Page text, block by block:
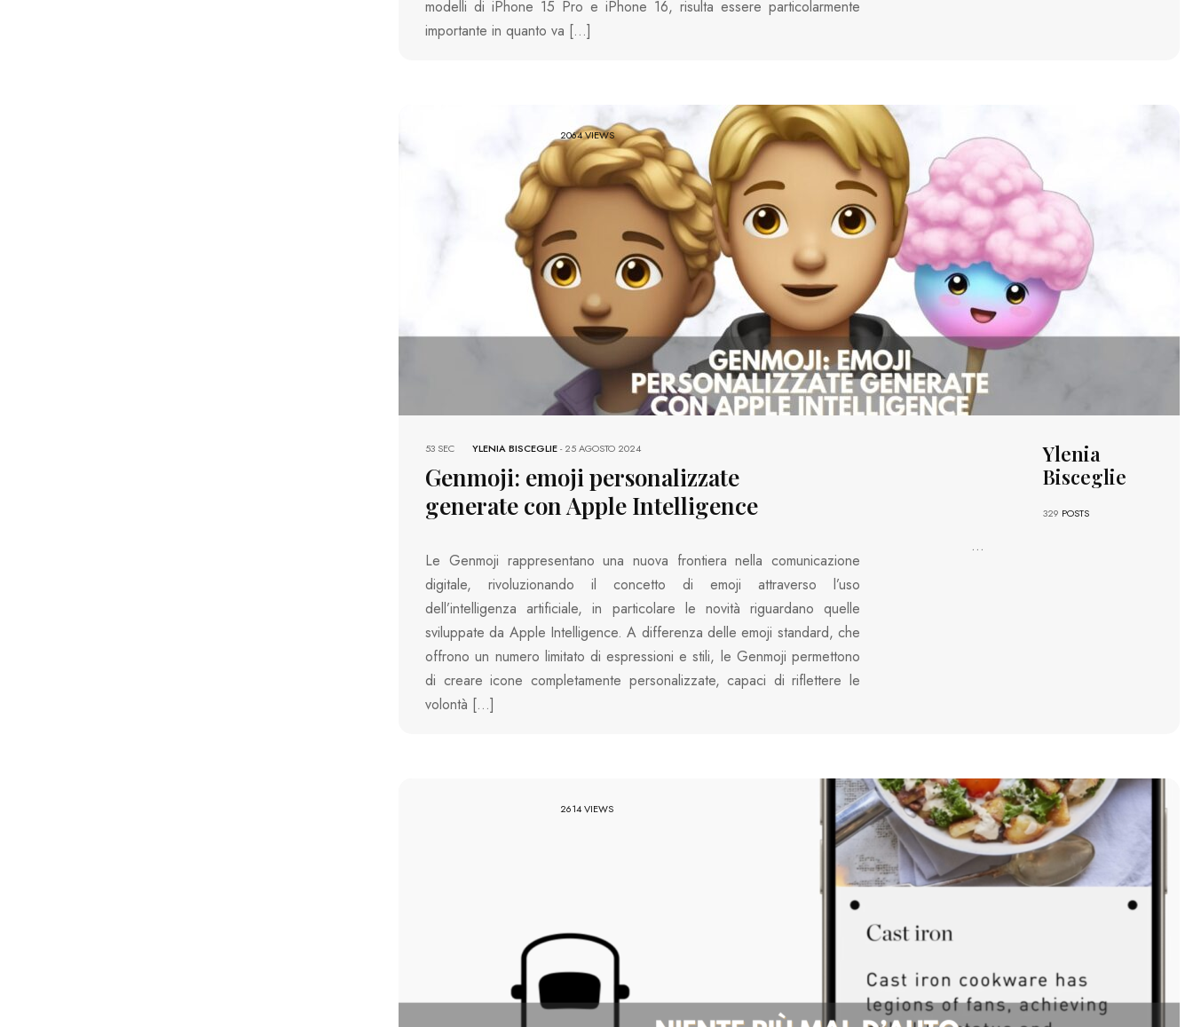
modelli di iPhone 15 Pro e iPhone 16, risulta essere particolarmente
importante in quanto va […]
2064 VIEWS
YLENIA BISCEGLIE-25 AGOSTO 2024
53 SEC
Genmoji: emoji personalizzate
generate con Apple Intelligence
Le Genmoji rappresentano una nuova frontiera nella comunicazione
digitale, rivoluzionando il concetto di emoji attraverso l’uso
dell’intelligenza artificiale, in particolare le novità riguardano quelle
sviluppate da Apple Intelligence. A differenza delle emoji standard, che
offrono un numero limitato di espressioni e stili, le Genmoji permettono
di creare icone completamente personalizzate, capaci di riflettere le
volontà […]
Ylenia
Bisceglie
329 POSTS
...
2614 VIEWS